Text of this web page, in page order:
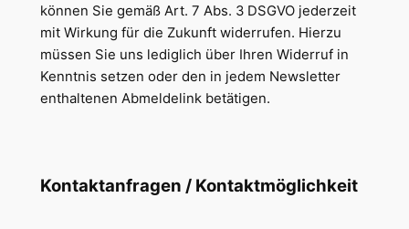
können Sie gemäß Art. 7 Abs. 3 DSGVO jederzeit
mit Wirkung für die Zukunft widerrufen. Hierzu
müssen Sie uns lediglich über Ihren Widerruf in
Kenntnis setzen oder den in jedem Newsletter
enthaltenen Abmeldelink betätigen.
Kontaktanfragen / Kontaktmöglichkeit